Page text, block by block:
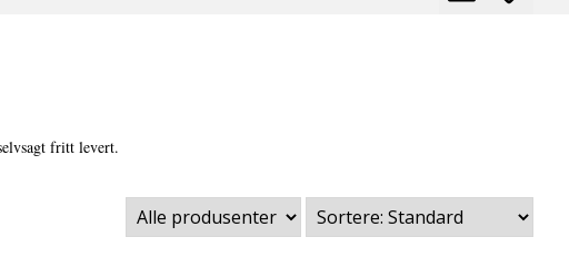
fritt levert.